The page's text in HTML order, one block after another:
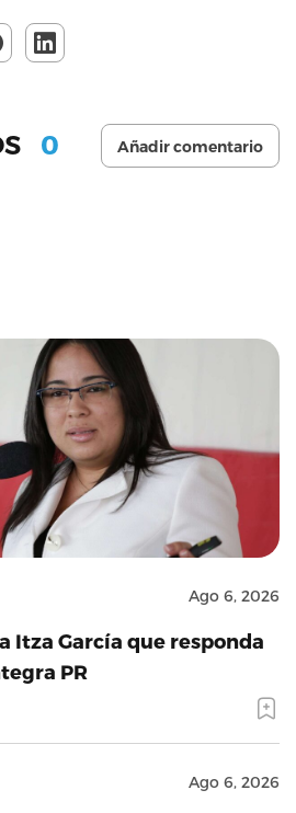
0 Añadir comentario
Ago 6, 2026
Itza García que responda
PR
Ago 6, 2026